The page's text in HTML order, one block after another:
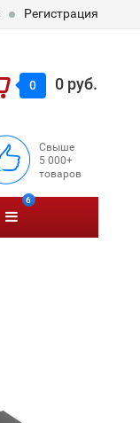
Регистрация
0 0 руб.
Свыше
5 000+
товаров
6